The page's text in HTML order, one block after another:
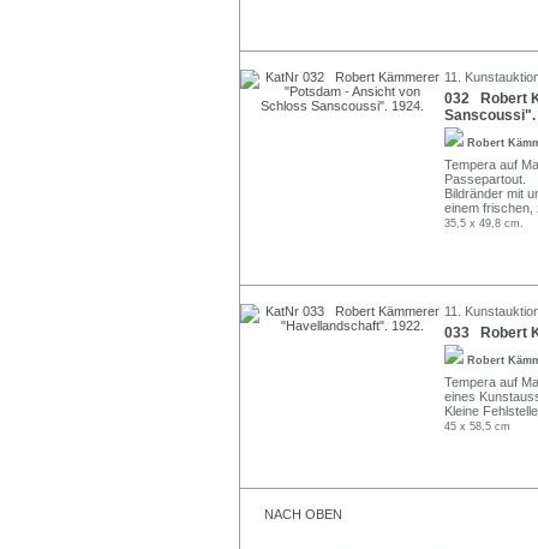
11.
032 Robert
Sanscoussi".
Robert
Tempera auf
Passepartout.
Bildränder mit
einem frischen,
35,5 x 49,8 cm.
11.
033 Robert
Robert
Tempera auf
eines
Kleine
45 x 58,5 cm
NACH OBEN